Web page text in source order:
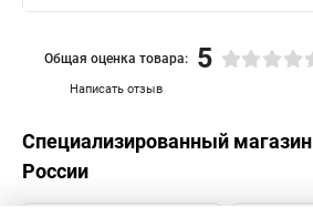
Написать отзыв
Общая оценка товара: 5
Специализированный магазин
России